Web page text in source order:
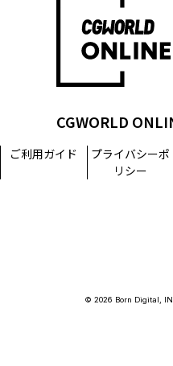
CGWORLD
ご利用ガイド
プライバシーポ
リシー
© 2026 Born Digital,